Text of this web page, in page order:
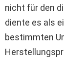
nicht für den
diente es als
bestimmten